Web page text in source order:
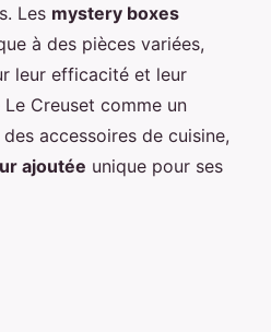
Les mystery boxes
à des pièces variées,
leur efficacité et leur
Creuset comme un
accessoires de cuisine,
ajoutée unique pour ses